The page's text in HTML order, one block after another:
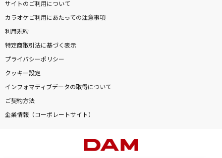
サイトのご利用について
カラオケご利用にあたっての注意事項
利用規約
特定商取引法に基づく表示
プライバシーポリシー
クッキー設定
インフォマティブデータの取得について
ご契約方法
企業情報（コーポレートサイト）